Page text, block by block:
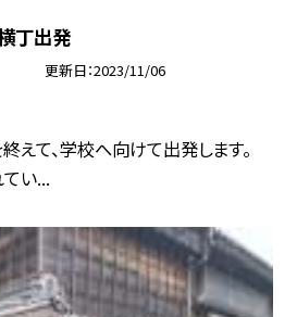
丁出発
更新日 2023/11/06
えて、学校へ向けて出発します。
い...